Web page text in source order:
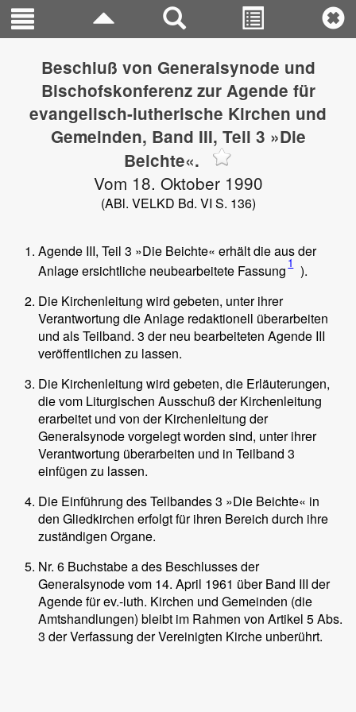
Beschluß von Generalsynode und
Bischofskonferenz zur Agende für
evangelisch-lutherische Kirchen und
Gemeinden, Band III, Teil 3 »Die
Beichte«.
Vom 18. Oktober 1990
(ABl. VELKD Bd. VI S. 136)
Agende III, Teil 3 »Die Beichte« erhält die aus der
Anlage ersichtliche neubearbeitete Fassung 1 ).
Die Kirchenleitung wird gebeten, unter ihrer
Verantwortung die Anlage redaktionell überarbeiten
und als Teilband. 3 der neu bearbeiteten Agende III
veröffentlichen zu lassen.
Die Kirchenleitung wird gebeten, die Erläuterungen,
die vom Liturgischen Ausschuß der Kirchenleitung
erarbeitet und von der Kirchenleitung der
Generalsynode vorgelegt worden sind, unter ihrer
Verantwortung überarbeiten und in Teilband 3
einfügen zu lassen.
Die Einführung des Teilbandes 3 »Die Beichte« in
den Gliedkirchen erfolgt für ihren Bereich durch ihre
zuständigen Organe.
Nr. 6 Buchstabe a des Beschlusses der
Generalsynode vom 14. April 1961 über Band III der
Agende für ev.-luth. Kirchen und Gemeinden (die
Amtshandlungen) bleibt im Rahmen von Artikel 5 Abs.
3 der Verfassung der Vereinigten Kirche unberührt.